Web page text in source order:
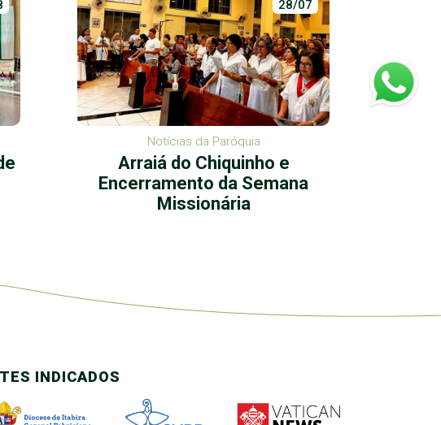
28/07
Notícias da Paróquia
Arraiá do Chiquinho e
Encerramento da Semana
Missionária
INDICADOS